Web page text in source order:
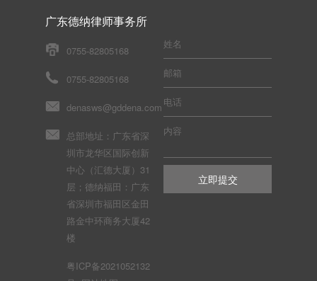
广东德纳律师事务所
0755-82805168
0755-82805168
denasws@gddena.com
总部地址：广东省深
圳市龙华区国际创新
中心（汇德大厦）31
层；德纳福田：广东
省深圳市福田区金田
路金中环商务大厦42
楼
粤ICP备2021052132
姓名
邮箱
电话
内容